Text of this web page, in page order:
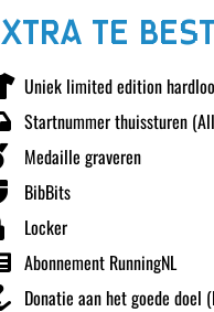
TE
Uniek limited edition
Startnummer thuissturen
Medaille graveren
BibBits
Locker
Abonnement RunningNL
Donatie aan het goede doel